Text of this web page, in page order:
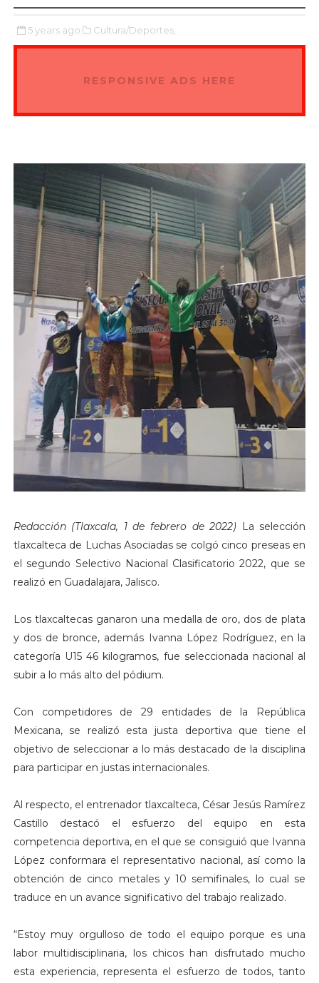
5 years ago Cultura/Deportes,
RESPONSIVE ADS HERE
Redacción (Tlaxcala, 1 de febrero de 2022)
La selección
tlaxcalteca de Luchas Asociadas se colgó cinco preseas en
el segundo Selectivo Nacional Clasificatorio 2022, que se
realizó en Guadalajara, Jalisco.
Los tlaxcaltecas ganaron una medalla de oro, dos de plata
y dos de bronce, además Ivanna López Rodríguez, en la
categoría U15 46 kilogramos, fue seleccionada nacional al
subir a lo más alto del pódium.
Con competidores de 29 entidades de la República
Mexicana, se realizó esta justa deportiva que tiene el
objetivo de seleccionar a lo más destacado de la disciplina
para participar en justas internacionales.
Al respecto, el entrenador tlaxcalteca, César Jesús Ramírez
Castillo destacó el esfuerzo del equipo en esta
competencia deportiva, en el que se consiguió que Ivanna
López conformara el representativo nacional, así como la
obtención de cinco metales y 10 semifinales, lo cual se
traduce en un avance significativo del trabajo realizado.
“Estoy muy orgulloso de todo el equipo porque es una
labor multidisciplinaria, los chicos han disfrutado mucho
esta experiencia, representa el esfuerzo de todos, tanto